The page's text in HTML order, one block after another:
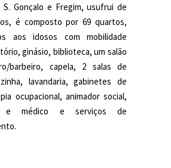
Gonçalo e Fregim, usufrui de
é composto por 69 quartos,
aos idosos com mobilidade
ginásio, biblioteca, um salão
barbeiro, capela, 2 salas de
lavandaria, gabinetes de
ocupacional, animador social,
e médico e serviços de